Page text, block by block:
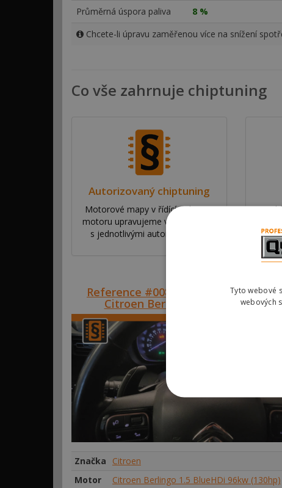
Průměrná úspora paliva
8 %
Chcete-li úpravu zaměřenou více na snížení
Co vše zahrnuje chiptuning
Autorizovaný chiptuning
Motorové mapy v řídící jednotce
motoru upravujeme ve spolupráci
s jednotlivými automobilkami.
Reference #00873 – Chyba AdBlue
Citroen Berlingo 1.5BlueHDi
Značka
Citroen
Motor
Citroen Berlingo 1.5 BlueHDi 96kw (130hp)
Tyto webové
webových